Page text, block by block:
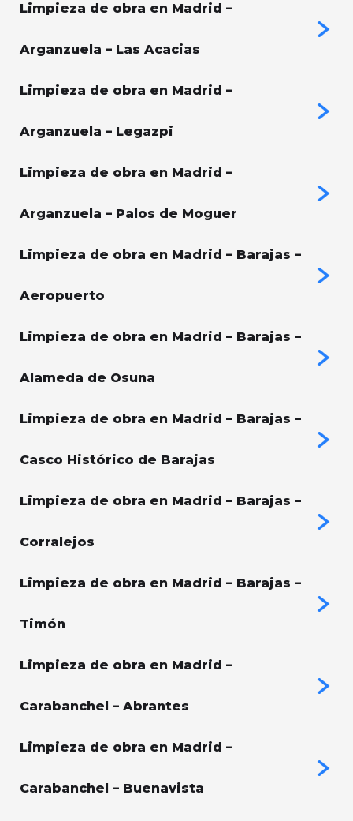
Limpieza de obra en Madrid –
Arganzuela – Las Acacias
Limpieza de obra en Madrid –
Arganzuela – Legazpi
Limpieza de obra en Madrid –
Arganzuela – Palos de Moguer
Limpieza de obra en Madrid – Barajas –
Aeropuerto
Limpieza de obra en Madrid – Barajas –
Alameda de Osuna
Limpieza de obra en Madrid – Barajas –
Casco Histórico de Barajas
Limpieza de obra en Madrid – Barajas –
Corralejos
Limpieza de obra en Madrid – Barajas –
Timón
Limpieza de obra en Madrid –
Carabanchel – Abrantes
Limpieza de obra en Madrid –
Carabanchel – Buenavista